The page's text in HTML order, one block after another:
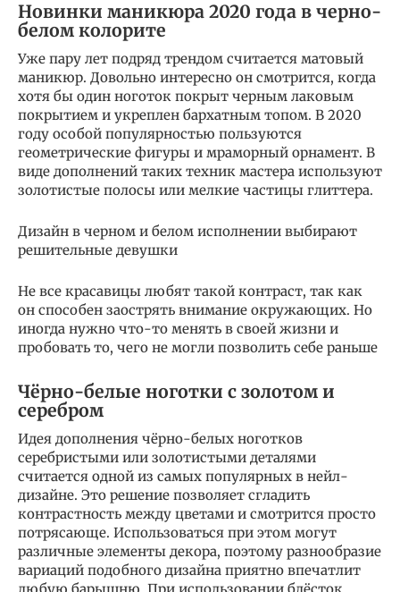
Новинки маникюра 2020 года в черно-
белом колорите
Уже пару лет подряд трендом считается матовый
маникюр. Довольно интересно он смотрится, когда
хотя бы один ноготок покрыт черным лаковым
покрытием и укреплен бархатным топом. В 2020
году особой популярностью пользуются
геометрические фигуры и мраморный орнамент. В
виде дополнений таких техник мастера используют
золотистые полосы или мелкие частицы глиттера.
Дизайн в черном и белом исполнении выбирают
решительные девушки
Не все красавицы любят такой контраст, так как
он способен заострять внимание окружающих. Но
иногда нужно что-то менять в своей жизни и
пробовать то, чего не могли позволить себе раньше
Чёрно-белые ноготки с золотом и
серебром
Идея дополнения чёрно-белых ноготков
серебристыми или золотистыми деталями
считается одной из самых популярных в нейл-
дизайне. Это решение позволяет сгладить
контрастность между цветами и смотрится просто
потрясающе. Использоваться при этом могут
различные элементы декора, поэтому разнообразие
вариаций подобного дизайна приятно впечатлит